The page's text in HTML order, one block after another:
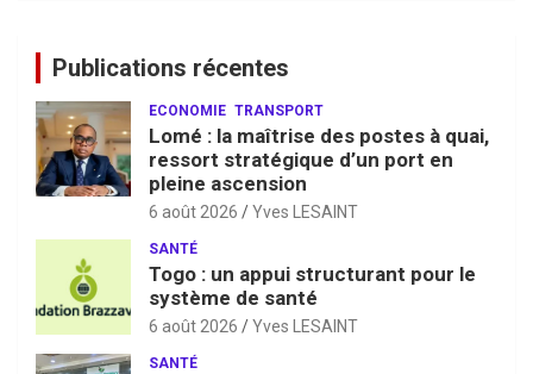
Publications récentes
ECONOMIE TRANSPORT
Lomé : la maîtrise des postes à quai,
ressort stratégique d’un port en
pleine ascension
6 août 2026 Yves LESAINT
SANTÉ
Togo : un appui structurant pour le
système de santé
6 août 2026 Yves LESAINT
SANTÉ